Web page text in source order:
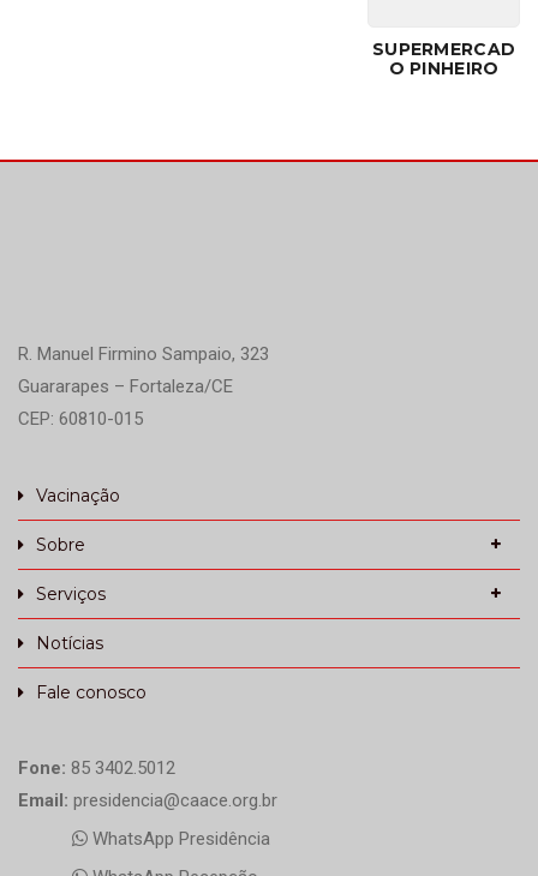
SUPERMERCAD
O PINHEIRO
R. Manuel Firmino Sampaio, 323
Guararapes – Fortaleza/CE
CEP: 60810-015
Vacinação
Sobre
Serviços
Notícias
Fale conosco
Fone: 85 3402.5012
Email: presidencia@caace.org.br
WhatsApp Presidência